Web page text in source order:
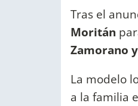
Tras el
Moritán
Zamorano
La modelo
a la familia